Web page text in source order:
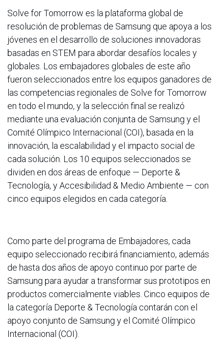
Solve for Tomorrow es la plataforma global de
resolución de problemas de Samsung que apoya a los
jóvenes en el desarrollo de soluciones innovadoras
basadas en STEM para abordar desafíos locales y
globales. Los embajadores globales de este año
fueron seleccionados entre los equipos ganadores de
las competencias regionales de Solve for Tomorrow
en todo el mundo, y la selección final se realizó
mediante una evaluación conjunta de Samsung y el
Comité Olímpico Internacional (COI), basada en la
innovación, la escalabilidad y el impacto social de
cada solución. Los 10 equipos seleccionados se
dividen en dos áreas de enfoque — Deporte &
Tecnología, y Accesibilidad & Medio Ambiente — con
cinco equipos elegidos en cada categoría.
Como parte del programa de Embajadores, cada
equipo seleccionado recibirá financiamiento, además
de hasta dos años de apoyo continuo por parte de
Samsung para ayudar a transformar sus prototipos en
productos comercialmente viables. Cinco equipos de
la categoría Deporte & Tecnología contarán con el
apoyo conjunto de Samsung y el Comité Olímpico
Internacional (COI).